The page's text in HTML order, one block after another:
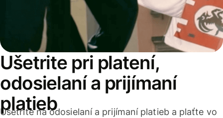
Ušetrite pri platení,
odosielaní a prijímaní
platieb
Ušetrite na odosielaní a prijímaní platieb a plaťte vo